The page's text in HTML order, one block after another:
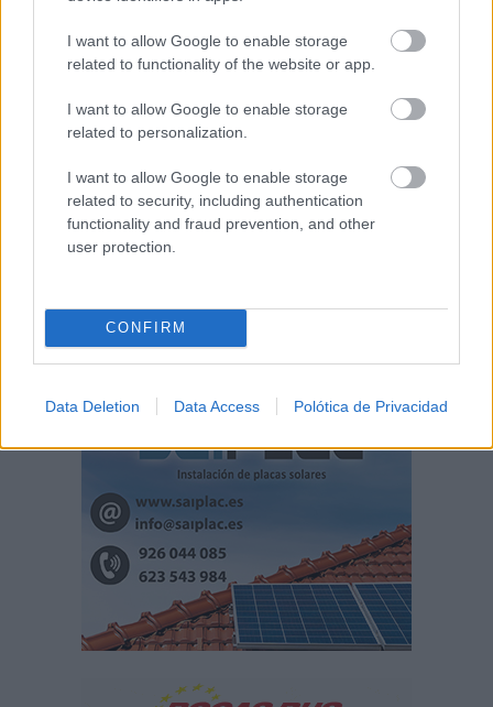
I want to allow Google to enable storage
related to functionality of the website or app.
I want to allow Google to enable storage
related to personalization.
I want to allow Google to enable storage
related to security, including authentication
functionality and fraud prevention, and other
user protection.
CONFIRM
Data Deletion Data Access Polótica de Privacidad